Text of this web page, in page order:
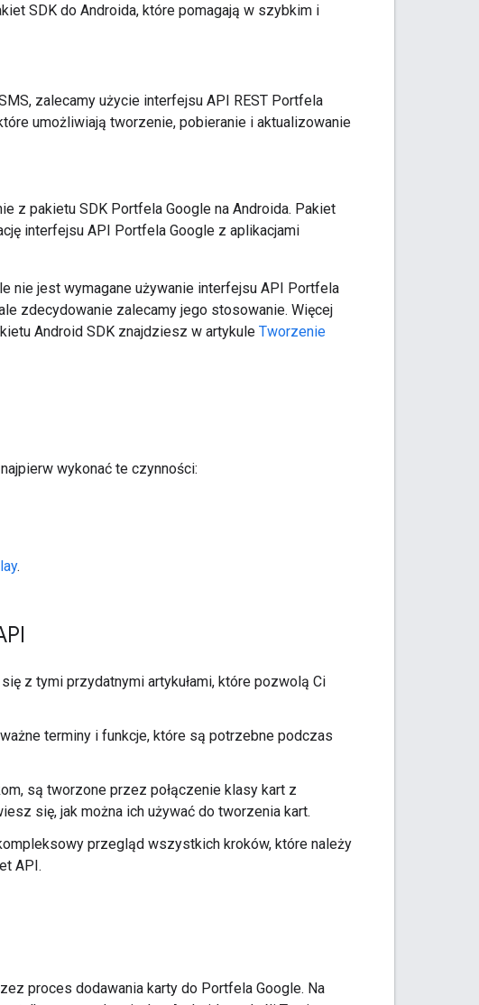
SDK do Androida, które pomagają w szybkim i
zalecamy użycie interfejsu API REST Portfela
umożliwiają tworzenie, pobieranie i aktualizowanie
z pakietu SDK Portfela Google na Androida. Pakiet
interfejsu API Portfela Google z aplikacjami
nie jest wymagane używanie interfejsu API Portfela
zdecydowanie zalecamy jego stosowanie. Więcej
Android SDK znajdziesz w artykule Tworzenie
wykonać te czynności:
.
z tymi przydatnymi artykułami, które pozwolą Ci
terminy i funkcje, które są potrzebne podczas
są tworzone przez połączenie klasy kart z
się, jak można ich używać do tworzenia kart.
przegląd wszystkich kroków, które należy
API.
proces dodawania karty do Portfela Google. Na